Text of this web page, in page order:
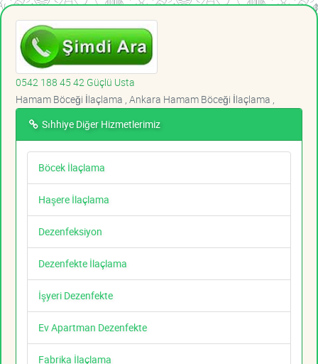
0542 188 45 42 Güçlü Usta
Hamam Böceği İlaçlama , Ankara Hamam Böceği İlaçlama ,
Sıhhiye Diğer Hizmetlerimiz
Böcek İlaçlama
Haşere İlaçlama
Dezenfeksiyon
Dezenfekte İlaçlama
İşyeri Dezenfekte
Ev Apartman Dezenfekte
Fabrika İlaçlama